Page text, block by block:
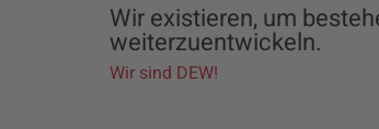
Wir existieren, um
weiterzu­entwickeln.
Wir sind DEW!